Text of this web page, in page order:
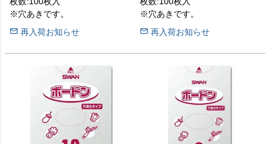
※穴あきです。
再入荷お知らせ
※穴あきです。
再入荷お知らせ